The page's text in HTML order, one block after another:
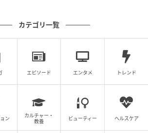
カテゴリ一覧
エピソード エンタメ トレンド
ン
カルチャー・
教養
ビューティー ヘルスケア